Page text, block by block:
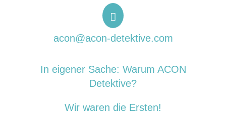
acon@acon-detektive.com
In eigener Sache: Warum ACON
Detektive?
Wir waren die Ersten!